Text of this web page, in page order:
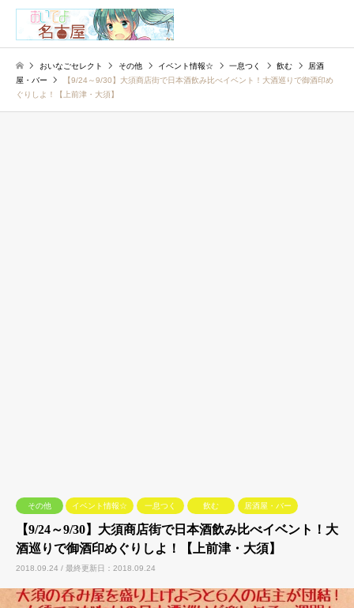
おいなごセレクト その他 イベント情報☆ 一息つく 飲む
居酒
屋・バー
【9/24～9/30】大須商店街で日本酒飲み比べイベント！大酒巡りで御酒印め
ぐりしよ！【上前津・大須】
その他 イベント情報☆ 一息つく 飲む 居酒屋・バー
【9/24～9/30】大須商店街で日本酒飲み比べイベント！大
酒巡りで御酒印めぐりしよ！【上前津・大須】
2018.09.24 / 最終更新日：2018.09.24